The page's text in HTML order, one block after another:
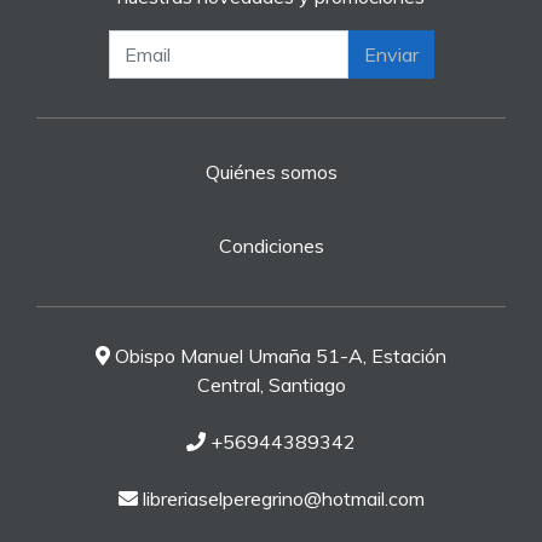
Enviar
Quiénes somos
Condiciones
Obispo Manuel Umaña 51-A, Estación
Central, Santiago
+56944389342
libreriaselperegrino@hotmail.com